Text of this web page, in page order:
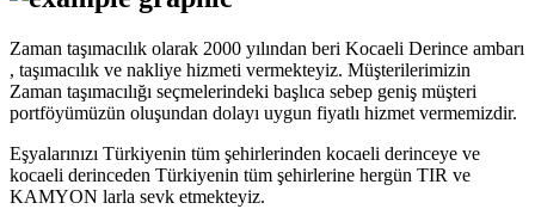
Zaman taşımacılık olarak 2000 yılından beri Kocaeli Derince ambarı
, taşımacılık ve nakliye hizmeti vermekteyiz. Müşterilerimizin
Zaman taşımacılığı seçmelerindeki başlıca sebep geniş müşteri
portföyümüzün oluşundan dolayı uygun fiyatlı hizmet vermemizdir.
Eşyalarınızı Türkiyenin tüm şehirlerinden kocaeli derinceye ve
kocaeli derinceden Türkiyenin tüm şehirlerine hergün TIR ve
KAMYON larla sevk etmekteyiz.